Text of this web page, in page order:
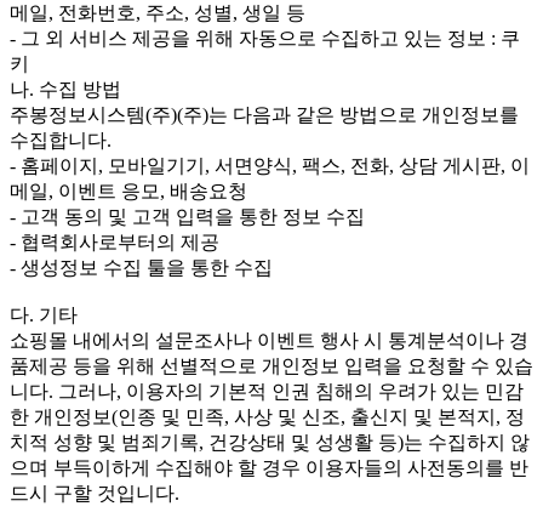
메일, 전화번호, 주소, 성별, 생일 등
- 그 외 서비스 제공을 위해 자동으로 수집하고 있는 정보 : 쿠
키
나. 수집 방법
주봉정보시스템(주)(주)는 다음과 같은 방법으로 개인정보를
수집합니다.
- 홈페이지, 모바일기기, 서면양식, 팩스, 전화, 상담 게시판, 이
메일, 이벤트 응모, 배송요청
- 고객 동의 및 고객 입력을 통한 정보 수집
- 협력회사로부터의 제공
- 생성정보 수집 툴을 통한 수집
다. 기타
쇼핑몰 내에서의 설문조사나 이벤트 행사 시 통계분석이나 경
품제공 등을 위해 선별적으로 개인정보 입력을 요청할 수 있습
니다. 그러나, 이용자의 기본적 인권 침해의 우려가 있는 민감
한 개인정보(인종 및 민족, 사상 및 신조, 출신지 및 본적지, 정
치적 성향 및 범죄기록, 건강상태 및 성생활 등)는 수집하지 않
으며 부득이하게 수집해야 할 경우 이용자들의 사전동의를 반
드시 구할 것입니다.